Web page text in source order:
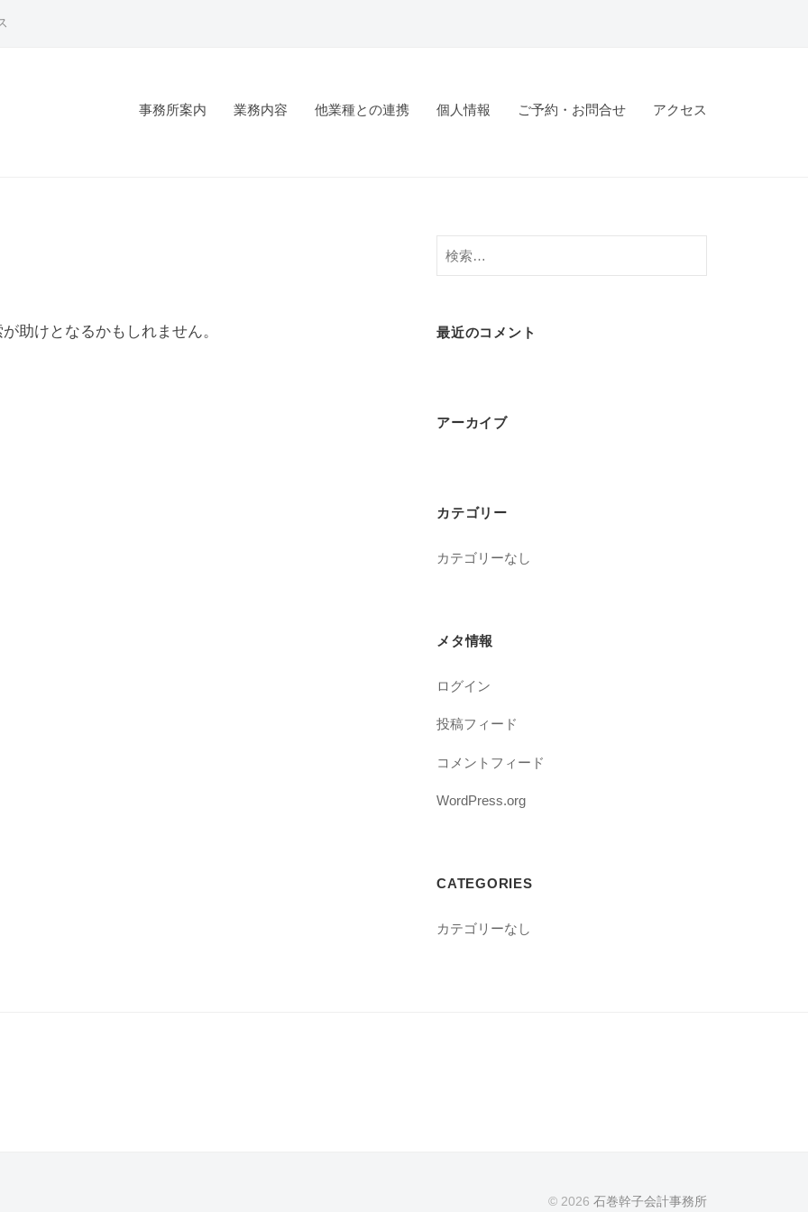
事務所案内 業務内容 他業種との連携 個人情報 ご予約・お問合せ アクセス
助けとなるかもしれません。
検
索:
最近のコメント
アーカイブ
カテゴリー
カテゴリーなし
メタ情報
ログイン
投稿フィード
コメントフィード
WordPress.org
CATEGORIES
カテゴリーなし
© 2026 石巻幹子会計事務所